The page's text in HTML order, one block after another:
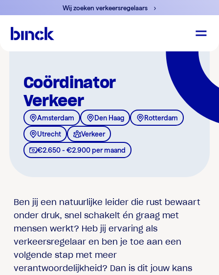
Wij zoeken verkeersregelaars
Coördinator
Verkeer
Amsterdam Den Haag Rotterdam
Utrecht Verkeer
€2.650 - €2.900 per maand
Ben jij een natuurlijke leider die rust bewaart
onder druk, snel schakelt én graag met
mensen werkt? Heb jij ervaring als
verkeersregelaar en ben je toe aan een
volgende stap met meer
verantwoordelijkheid? Dan is dit jouw kans